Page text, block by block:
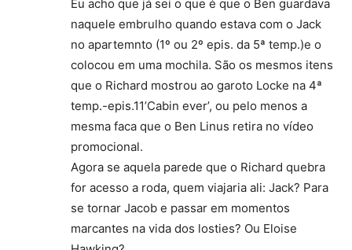
Eu acho que já sei o que é que o Ben guardava
naquele embrulho quando estava com o Jack
no apartemnto (1º ou 2º epis. da 5ª temp.)e o
colocou em uma mochila. São os mesmos itens
que o Richard mostrou ao garoto Locke na 4ª
temp.-epis.11’Cabin ever’, ou pelo menos a
mesma faca que o Ben Linus retira no vídeo
promocional.
Agora se aquela parede que o Richard quebra
for acesso a roda, quem viajaria ali: Jack? Para
se tornar Jacob e passar em momentos
marcantes na vida dos losties? Ou Eloise